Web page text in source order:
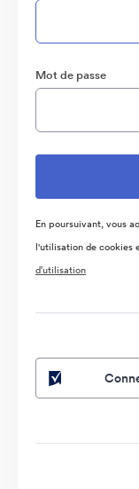
Mot de passe
En poursuivant, vous
l'utilisation de cookies
d’utilisation